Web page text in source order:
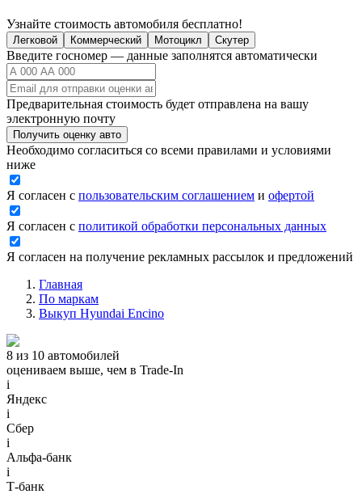
Узнайте стоимость автомобиля бесплатно!
Легковой Коммерческий Мотоцикл Скутер
Введите госномер — данные заполнятся автоматически
Предварительная стоимость будет отправлена на вашу
электронную почту
Получить оценку авто
Необходимо согласиться со всеми правилами и условиями
ниже
Я согласен с пользовательским соглашением и офертой
Я согласен с политикой обработки персональных данных
Я согласен на получение рекламных рассылок и предложений
Главная
По маркам
Выкуп Hyundai Encino
8 из 10 автомобилей
оцениваем выше, чем в Trade‑In
i
Яндекс
i
Сбер
i
Альфа-банк
i
Т-банк